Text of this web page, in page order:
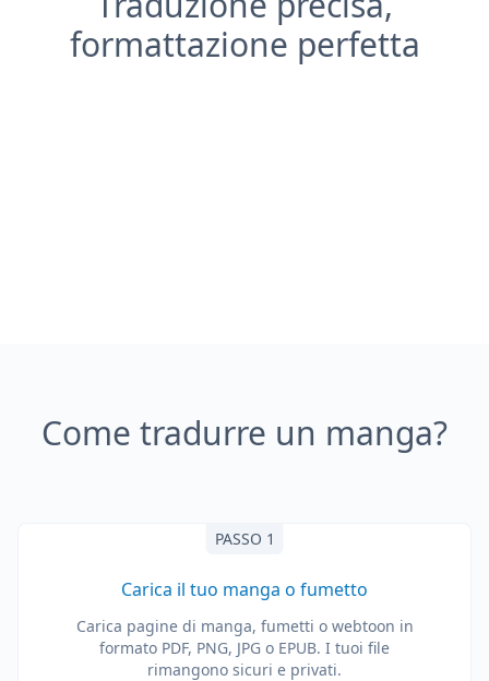
formattazione perfetta
Come tradurre un manga?
PASSO 1
Carica il tuo manga o fumetto
Carica pagine di manga, fumetti o webtoon in
formato PDF, PNG, JPG o EPUB. I tuoi file
rimangono sicuri e privati.